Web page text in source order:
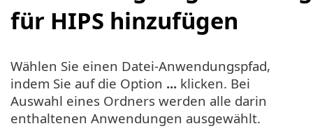
für HIPS hinzufügen
Wählen Sie einen Datei-Anwendungspfad,
indem Sie auf die Option ... klicken. Bei
Auswahl eines Ordners werden alle darin
enthaltenen Anwendungen ausgewählt.